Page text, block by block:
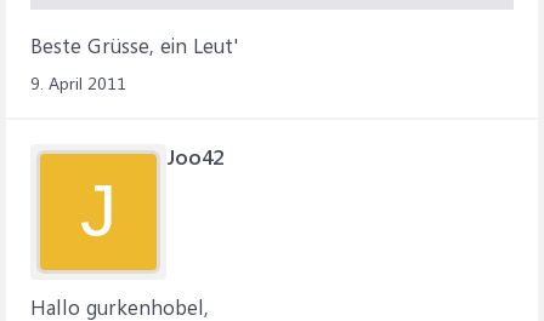
Beste Grüsse, ein Leut'
9. April 2011
J
Joo42
Hallo gurkenhobel,